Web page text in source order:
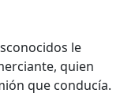
le
quien
que conducía.